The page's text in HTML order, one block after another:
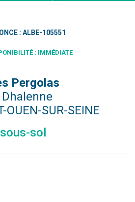
: ALBE-105551
: IMMÉDIATE
Pergolas
OUEN-SUR-SEINE
sol